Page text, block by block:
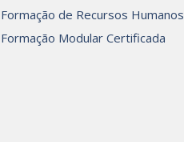
Formação de Recursos Humanos
Formação Modular Certificada